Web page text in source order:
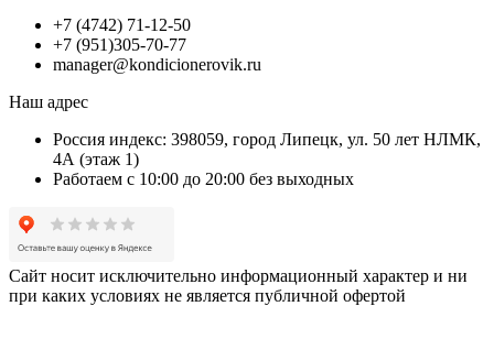
+7 (4742) 71-12-50
+7 (951)305-70-77
manager@kondicionerovik.ru
Наш адрес
Россия индекс: 398059, город Липецк, ул. 50 лет НЛМК,
4А (этаж 1)
Работаем с 10:00 до 20:00 без выходных
Сайт носит исключительно информационный характер и ни
при каких условиях не является публичной офертой